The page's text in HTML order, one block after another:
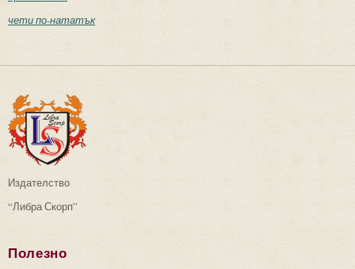
чети по-нататък
Издателство
“Либра Скорп”
Полезно